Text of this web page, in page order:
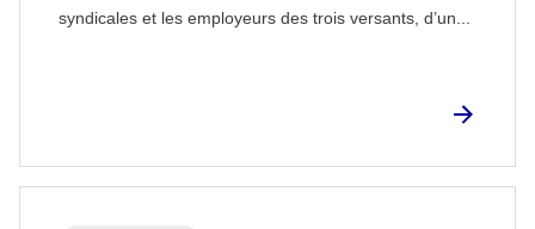
syndicales et les employeurs des trois versants, d’un...